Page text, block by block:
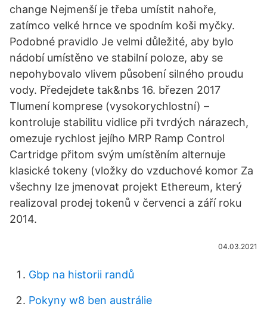
change Nejmenší je třeba umístit nahoře,
zatímco velké hrnce ve spodním koši myčky.
Podobné pravidlo Je velmi důležité, aby bylo
nádobí umístěno ve stabilní poloze, aby se
nepohybovalo vlivem působení silného proudu
vody. Předejdete tak&nbs 16. březen 2017
Tlumení komprese (vysokorychlostní) –
kontroluje stabilitu vidlice při tvrdých nárazech,
omezuje rychlost jejího MRP Ramp Control
Cartridge přitom svým umístěním alternuje
klasické tokeny (vložky do vzduchové komor Za
všechny lze jmenovat projekt Ethereum, který
realizoval prodej tokenů v červenci a září roku
2014.
04.03.2021
Gbp na historii randů
Pokyny w8 ben austrálie